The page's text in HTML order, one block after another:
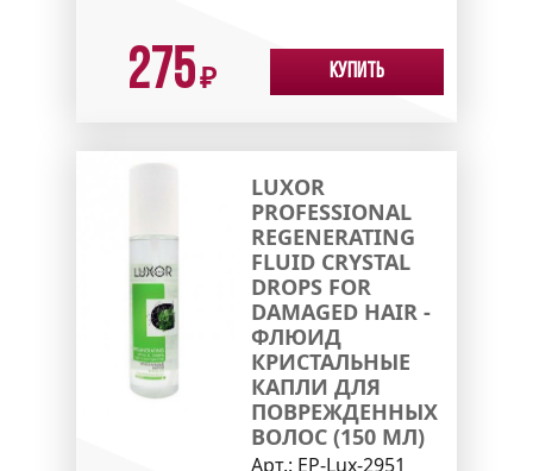
275₽ Купить
LUXOR
PROFESSIONAL
REGENERATING
FLUID CRYSTAL
DROPS FOR
DAMAGED HAIR -
ФЛЮИД
КРИСТАЛЬНЫЕ
КАПЛИ ДЛЯ
ПОВРЕЖДЕННЫХ
ВОЛОС (150 МЛ)
Арт.: EP-Lux-2951